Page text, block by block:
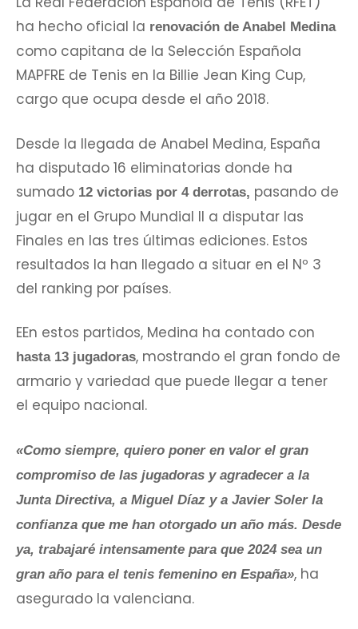
ha hecho oficial la renovación de Anabel Medina
como capitana de la Selección Española
MAPFRE de Tenis en la Billie Jean King Cup,
cargo que ocupa desde el año 2018.
Desde la llegada de Anabel Medina, España
ha disputado 16 eliminatorias donde ha
sumado 12 victorias por 4 derrotas, pasando de
jugar en el Grupo Mundial II a disputar las
Finales en las tres últimas ediciones. Estos
resultados la han llegado a situar en el Nº 3
del ranking por países.
EEn estos partidos, Medina ha contado con
hasta 13 jugadoras, mostrando el gran fondo de
armario y variedad que puede llegar a tener
el equipo nacional.
«Como siempre, quiero poner en valor el gran
compromiso de las jugadoras y agradecer a la
Junta Directiva, a Miguel Díaz y a Javier Soler la
confianza que me han otorgado un año más. Desde
ya, trabajaré intensamente para que 2024 sea un
gran año para el tenis femenino en España», ha
asegurado la valenciana.